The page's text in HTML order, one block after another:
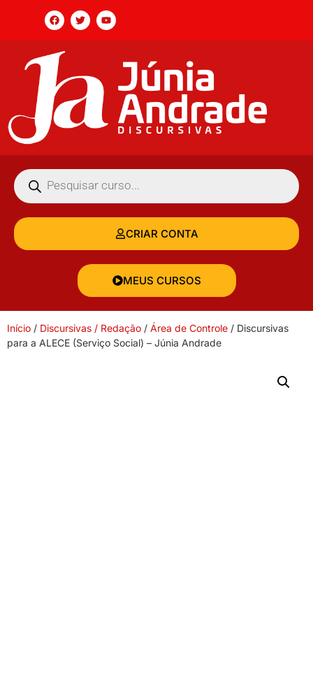
CRIAR CONTA
MEUS CURSOS
Início / Discursivas / Redação / Área de Controle / Discursivas
para a ALECE (Serviço Social) – Júnia Andrade